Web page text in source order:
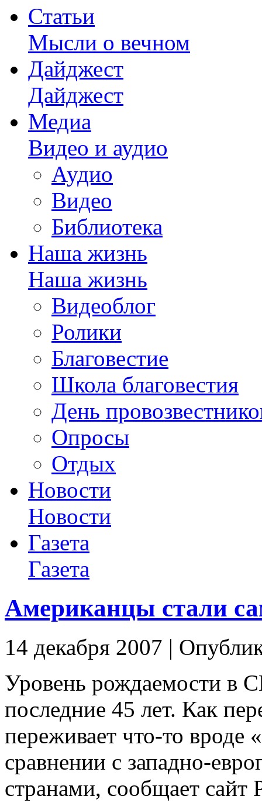
Статьи
Мысли о вечном
Дайджест
Дайджест
Медиа
Видео и аудио
Аудио
Видео
Библиотека
Наша жизнь
Наша жизнь
Видеоблог
Ролики
Благовестие
Школа благовестия
День
Опросы
Отдых
Новости
Новости
Газета
Газета
Американцы стали
14 декабря 2007 |
Уровень рождаемости в
последние 45 лет. Как
переживает что-то вроде
сравнении с западно-
странами, сообщает сайт